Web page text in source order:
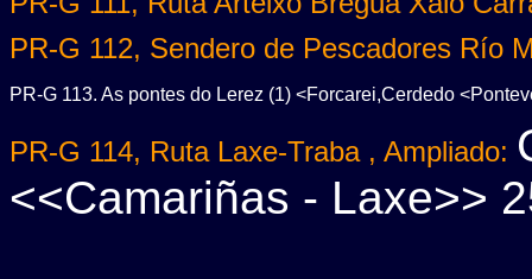
PR-G 112, Sendero de Pescadores Río
PR-G 113. As pontes do Lerez (1) <Forcarei,Cerdedo
PR-G 114, Ruta Laxe-Traba , Ampliado:
<<Camariñas - Laxe>>